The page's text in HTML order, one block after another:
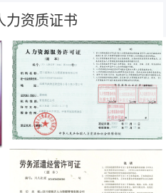
力资质证书